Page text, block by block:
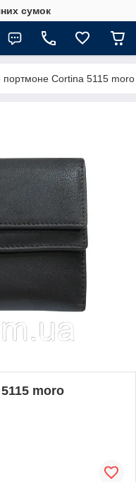
сумок
портмоне Cortina 5115
moro